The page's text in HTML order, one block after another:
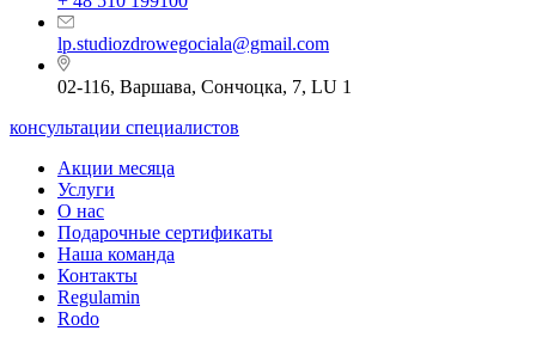
lp.studiozdrowegociala@gmail.com
02-116, Варшава, Сончоцка, 7, LU 1
консультации специалистов
Акции месяца
Услуги
О нас
Подарочные сертификаты
Наша команда
Контакты
Regulamin
Rodo